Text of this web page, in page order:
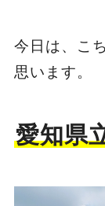
今日は、こ
思います。
愛知県